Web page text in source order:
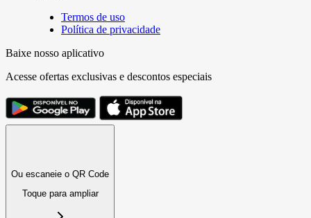
Termos de uso
Política de privacidade
Baixe nosso aplicativo
Acesse ofertas exclusivas e descontos especiais
Ou escaneie o QR Code
Toque para ampliar